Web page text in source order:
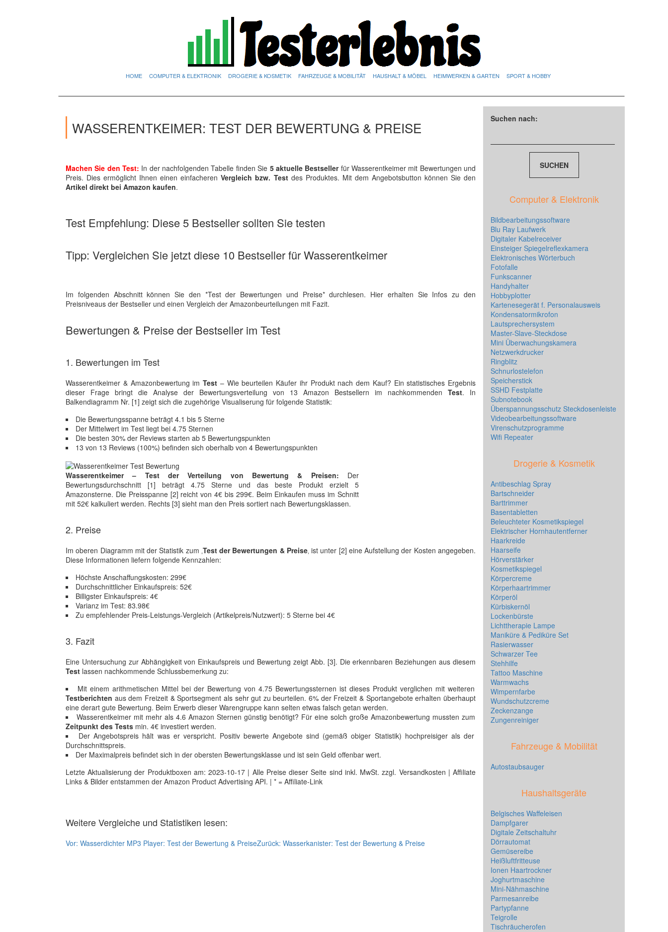
HOME COMPUTER & ELEKTRONIK DROGERIE & KOSMETIK FAHRZEUGE & MOBILITÄT HAUSHALT & MÖBEL HEIMWERKEN & GARTEN SPORT & HOBBY
WASSERENTKEIMER: TEST DER BEWERTUNG & PREISE
Machen Sie den Test: In der nachfolgenden Tabelle finden Sie 5 aktuelle Bestsellerfür Wasserentkeimer mit Bewertungen und
Preis. Dies ermöglicht Ihnen einen einfacherenVergleich bzw. Testdes Produktes. Mit dem Angebotsbutton können Sie den
Artikel direkt bei Amazon kaufen.
Test Empfehlung: Diese 5 Bestseller sollten Sie testen
Tipp: Vergleichen Sie jetzt diese 10 Bestseller für Wasserentkeimer
Im folgenden Abschnitt können Sie den *Test der Bewertungen und Preise* durchlesen. Hier erhalten Sie Infos zu den
Preisniveaus der Bestseller und einen Vergleich der Amazonbeurteilungen mit Fazit.
Bewertungen & Preise der Bestseller im Test
1. Bewertungen im Test
Wasserentkeimer & Amazonbewertung im Test – Wie beurteilen Käufer ihr Produkt nach dem Kauf? Ein statistisches Ergebnis
dieser Frage bringt die Analyse der Bewertungsverteilung von 13 Amazon Bestsellern im nachkommenden Test. In
Balkendiagramm Nr. [1] zeigt sich die zugehörige Visualiserung für folgende Statistik:
Die Bewertungsspanne beträgt 4.1 bis 5 Sterne
Der Mittelwert im Test liegt bei 4.75 Sternen
Die besten 30% der Reviews starten ab 5 Bewertungspunkten
13 von 13 Reviews (100%) befinden sich oberhalb von 4 Bewertungspunkten
Wasserentkeimer – Test der Verteilung von Bewertung & Preisen: Der
Bewertungsdurchschnitt [1] beträgt 4.75 Sterne und das beste Produkt erzielt 5
Amazonsterne. Die Preisspanne [2] reicht von 4€ bis 299€. Beim Einkaufen muss im Schnitt
mit 52€ kalkuliert werden. Rechts [3] sieht man den Preis sortiert nach Bewertungsklassen.
2. Preise
Im oberen Diagramm mit der Statistik zum ‚ Test der Bewertungen & Preise‚ ist unter [2] eine Aufstellung der Kosten angegeben.
Diese Informationen liefern folgende Kennzahlen:
Höchste Anschaffungskosten: 299€
Durchschnittlicher Einkaufspreis: 52€
Billigster Einkaufspreis: 4€
Varianz im Test: 83.98€
Zu empfehlender Preis-Leistungs-Vergleich (Artikelpreis/Nutzwert): 5 Sterne bei 4€
3. Fazit
Eine Untersuchung zur Abhängigkeit von Einkaufspreis und Bewertung zeigt Abb. [3]. Die erkennbaren Beziehungen aus diesem
Test lassen nachkommende Schlussbemerkung zu:
Mit einem arithmetischen Mittel bei der Bewertung von 4.75 Bewertungssternen ist dieses Produkt verglichen mit weiteren
Testberichten aus dem Freizeit & Sportsegment als sehr gut zu beurteilen. 6% der Freizeit & Sportangebote erhalten überhaupt
eine derart gute Bewertung. Beim Erwerb dieser Warengruppe kann selten etwas falsch getan werden.
Wasserentkeimer mit mehr als 4.6 Amazon Sternen günstig benötigt? Für eine solch große Amazonbewertung mussten zum
Zeitpunkt des Tests min. 4€ investiert werden.
Der Angebotspreis hält was er verspricht. Positiv bewerte Angebote sind (gemäß obiger Statistik) hochpreisiger als der
Durchschnittspreis.
Der Maximalpreis befindet sich in der obersten Bewertungsklasse und ist sein Geld offenbar wert.
Letzte Aktualisierung der Produktboxen am: 2023-10-17 | Alle Preise dieser Seite sind inkl. MwSt. zzgl. Versandkosten | Affiliate
Links & Bilder entstammen der Amazon Product Advertising API. | * = Affiliate-Link
Weitere Vergleiche und Statistiken lesen:
Vor: Wasserdichter MP3 Player: Test der Bewertung & PreiseZurück: Wasserkanister: Test der Bewertung & Preise
Suchen nach:
Computer & Elektronik
Bildbearbeitungssoftware
Blu Ray Laufwerk
Digitaler Kabelreceiver
Einsteiger Spiegelreflexkamera
Elektronisches Wörterbuch
Fotofalle
Funkscanner
Handyhalter
Hobbyplotter
Kartenesegerät f. Personalausweis
Kondensatormikrofon
Lautsprechersystem
Master-Slave-Steckdose
Mini Überwachungskamera
Netzwerkdrucker
Ringblitz
Schnurlostelefon
Speicherstick
SSHD Festplatte
Subnotebook
Überspannungsschutz Steckdosenleiste
Videobearbeitungssoftware
Virenschutzprogramme
Wifi Repeater
Drogerie & Kosmetik
Antibeschlag Spray
Bartschneider
Barttrimmer
Basentabletten
Beleuchteter Kosmetikspiegel
Elektrischer Hornhautentferner
Haarkreide
Haarseife
Hörverstärker
Kosmetikspiegel
Körpercreme
Körperhaartrimmer
Körperöl
Kürbiskernöl
Lockenbürste
Lichttherapie Lampe
Maniküre & Pediküre Set
Rasierwasser
Schwarzer Tee
Stehhilfe
Tattoo Maschine
Warmwachs
Wimpernfarbe
Wundschutzcreme
Zeckenzange
Zungenreiniger
Fahrzeuge & Mobilität
Autostaubsauger
Haushaltsgeräte
Belgisches Waffeleisen
Dampfgarer
Digitale Zeitschaltuhr
Dörrautomat
Gemüsereibe
Heißluftfritteuse
Ionen Haartrockner
Joghurtmaschine
Mini-Nähmaschine
Parmesanreibe
Partypfanne
Teigrolle
Tischräucherofen